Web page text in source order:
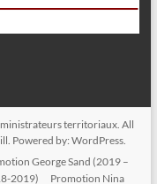
territoriaux. All
Powered by: WordPress.
George Sand (2019 –
2019) Promotion Nina